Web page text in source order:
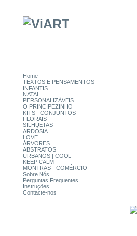
Home
TEXTOS E PENSAMENTOS
INFANTIS
NATAL
PERSONALIZÁVEIS
O PRINCIPEZINHO
KITS - CONJUNTOS
FLORAIS
SILHUETAS
ARDÓSIA
LOVE
ÁRVORES
ABSTRATOS
URBANOS | COOL
KEEP CALM
MONTRAS - COMÉRCIO
Sobre Nós
Perguntas Frequentes
Instruções
Contacte-nos